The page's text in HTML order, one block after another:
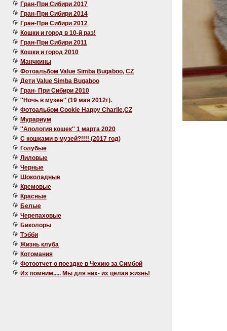
Гран-При Сибири 2017
Гран-При Сибири 2014
Гран-При Сибири 2012
Кошки и город в 10-й раз!
Гран-При Сибири 2011
Кошки и город 2010
Манчкины
Фотоальбом Value Simba Bugaboo, CZ
Дети Value Simba Bugaboo
Гран- При Сибири 2010
''Ночь в музее'' (19 мая 2012г).
Фотоальбом Cookie Happy Charlie,CZ
Мурариум
''Апология кошек'' 1 марта 2020
C кошками в музей?!!!! (2017 год)
Голубые
Лиловые
Черные
Шоколадные
Кремовые
Красные
Белые
Черепаховые
Биколоры
Тэбби
Жизнь клуба
Котомания
Фотоотчет о поездке в Чехию за Симбой
Их помним..... Мы для них- их целая жизнь!